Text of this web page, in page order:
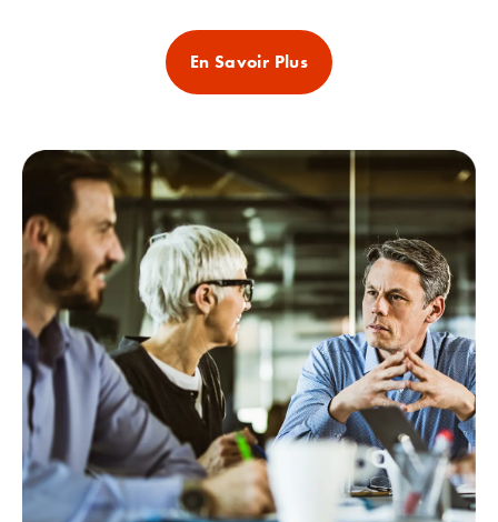
En Savoir Plus